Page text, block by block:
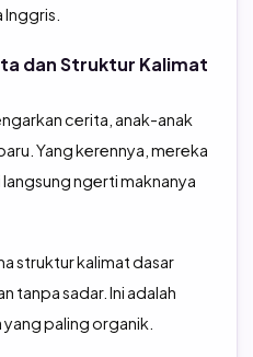
dan Struktur Kalimat
cerita, anak-anak
Yang kerennya, mereka
ngerti maknanya
struktur kalimat dasar
tanpa sadar. Ini adalah
paling organik.